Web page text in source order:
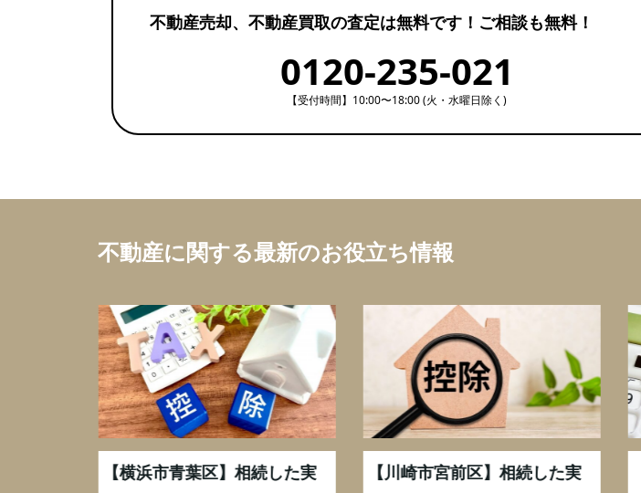
不動産売却、不動産買取の査定は無料です！ご相談も無料！
0120-235-021
【受付時間】10:00〜18:00 (火・水曜日除く)
不動産に関する最新のお役立ち情報
【横浜市青葉区】相続した実
【川崎市宮前区】相続した実